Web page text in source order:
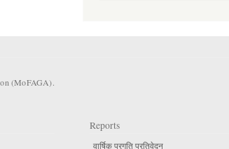
(MoFAGA).
Reports
वार्षिक प्रगति प्रतिवेदन